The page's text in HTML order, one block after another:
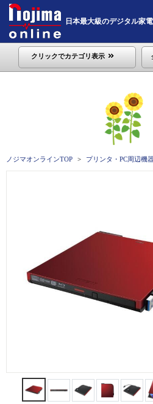
日本最大級のデジタル家
クリックでカテゴリ表示
ノジマオンラインTOP プリンタ・PC周辺機